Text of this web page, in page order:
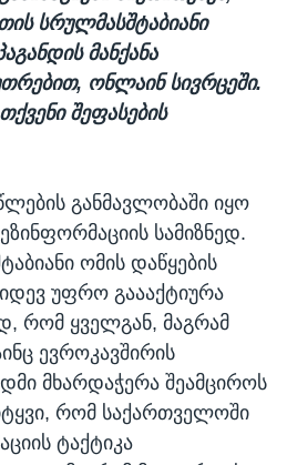
სრულმასშტაბიანი
მანქანა
ონლაინ სივრცეში.
შეფასების
განმავლობაში იყო
სამიზნედ.
ომის დაწყების
უფრო გაააქტიურა
რომ ყველგან, მაგრამ
ევროკავშირის
მხარდაჭერა შეამციროს
რომ საქართველოში
ტაქტიკა